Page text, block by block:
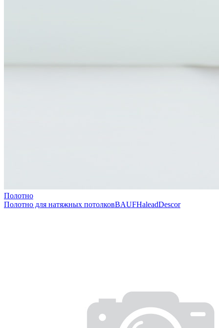
Полотно
Полотно для натяжных потолковBAUFHaleadDescor